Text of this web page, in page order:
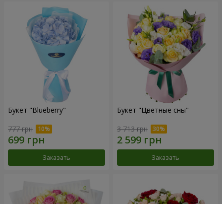
Букет "Blueberry"
777 грн
Заказать
Букет "Цветные сны"
3 713 грн
Заказать